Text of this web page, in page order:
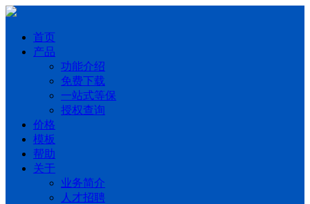
首页
产品
功能介绍
免费下载
一站式等保
授权查询
价格
模板
帮助
关于
业务简介
人才招聘